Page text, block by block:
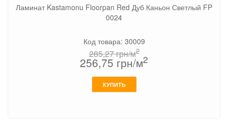
Ламинат Kastamonu Floorpan Red Дуб Каньон Светлый FP
0024
Код товара: 30009
285,27грн/м2
256,75 грн/м2
КУПИТЬ